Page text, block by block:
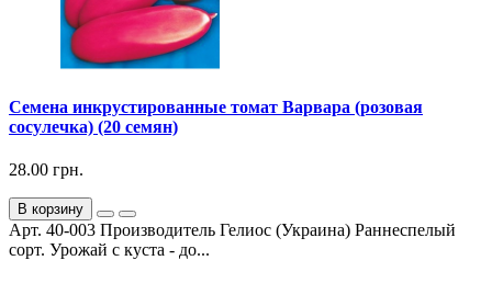
Семена инкрустированные томат Варвара (розовая
сосулечка) (20 семян)
28.00 грн.
В корзину
Арт. 40-003 Производитель Гелиос (Украина) Раннеспелый
сорт. Урожай с куста - до...